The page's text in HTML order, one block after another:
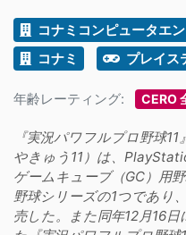
コナミコンピュータエ
コナミ
プレイス
年齢レーティング: CERO
『実況パワフルプロ野球
やきゅう11）は、
ゲームキューブ（GC）用
野球シリーズの1つであり
売した。また同年12月16